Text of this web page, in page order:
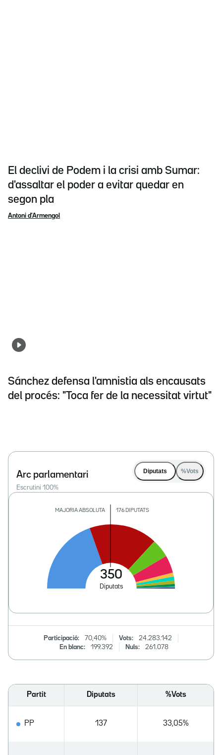
El declivi de Podem i la crisi amb Sumar:
d'assaltar el poder a evitar quedar en
segon pla
Antoni d'Armengol
Sánchez defensa l'amnistia als encausats
del procés: "Toca fer de la necessitat virtut"
Arc parlamentari
Escrutini 100%
Diputats %Vots
Participació: 70,40% Vots:
24.283.142
En blanc:
199.392 Nuls: 261.078
Partit Diputats %Vots
PP 137 33,05%